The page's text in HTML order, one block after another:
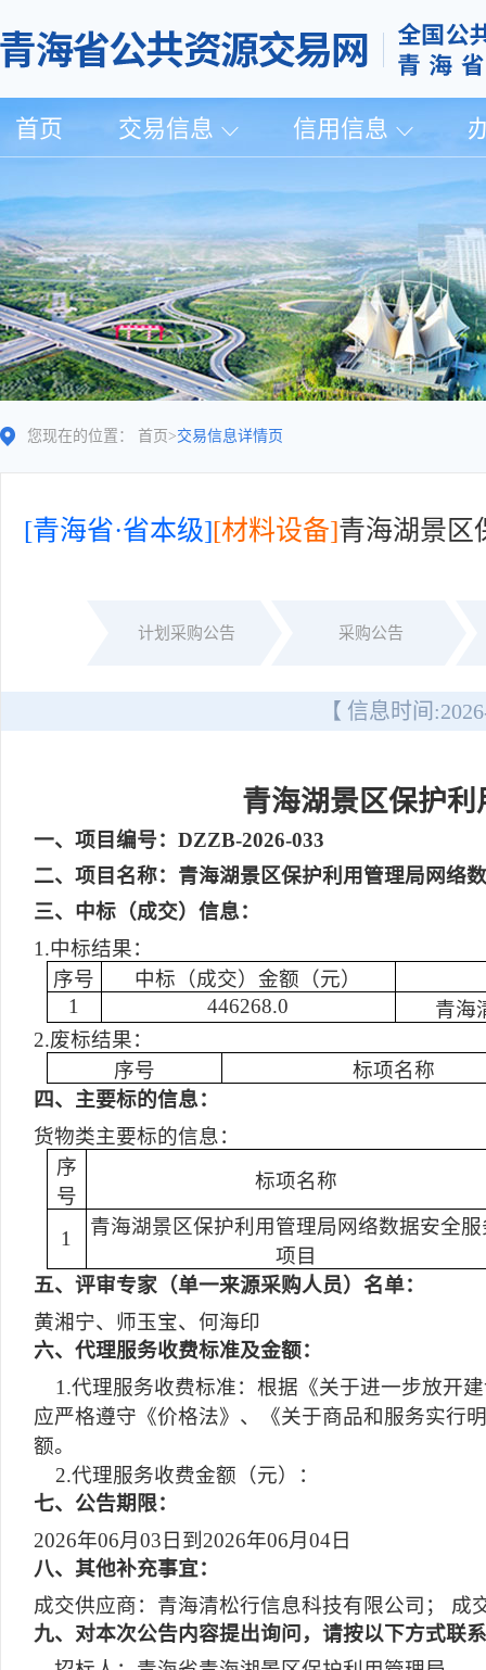
首页 交易信息 信用信息
您现在的位置： 首页 >交易信息详情页
[青海省·省本级][材料设备]青海湖景区
计划采购公告 采购公告
【 信息时间:
青海湖景区保护
一、项目编号：DZZB-2026-033
二、项目名称：青海湖景区保护利用管理局网络
三、中标（成交）信息：
1.中标结果：
序号
中标（成交）金额（元）
1
446268.0
青海
2.废标结果：
序号
标项名称
四、主要标的信息：
货物类主要标的信息：
序
号
标项名称
1
青海湖景区保护利用管理局网络数据安全服
项目
五、评审专家（单一来源采购人员）名单：
黄湘宁、师玉宝、何海印
六、代理服务收费标准及金额：
1.代理服务收费标准：根据《关于进一步放开
应严格遵守《价格法》、《关于商品和服务实行
额。
2.代理服务收费金额（元）：
七、公告期限：
2026年06月03日到2026年06月04日
八、其他补充事宜：
成交供应商：青海清松行信息科技有限公司； 成
九、对本次公告内容提出询问，请按以下方式联